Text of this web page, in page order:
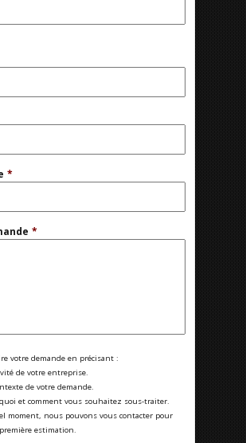
*
*
votre demande en précisant :
de votre entreprise.
de votre demande.
et comment vous souhaitez sous-traiter.
moment, nous pouvons vous contacter pour
estimation.